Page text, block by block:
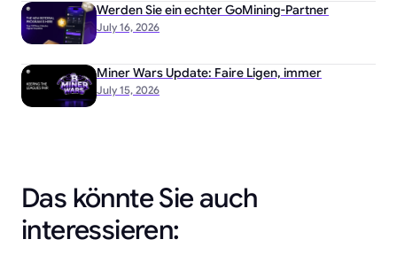
July 16, 2026
Werden Sie ein echter GoMining-Partner
July 15, 2026
Miner Wars Update: Faire Ligen, immer
Das könnte Sie auch
interessieren: